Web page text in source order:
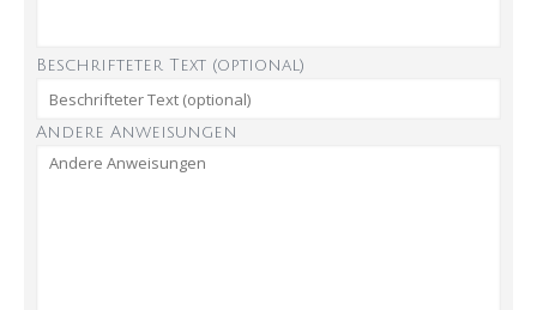
Beschrifteter Text (optional)
Andere Anweisungen